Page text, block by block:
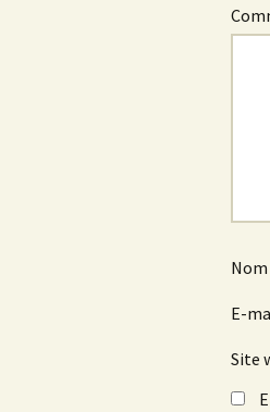
Nom
E-
Site